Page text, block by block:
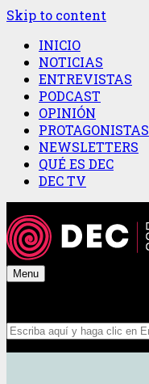
Skip to content
INICIO
NOTICIAS
ENTREVISTAS
PODCAST
OPINIÓN
PROTAGONISTAS
NEWSLETTERS
QUÉ ES DEC
DEC TV
Menu